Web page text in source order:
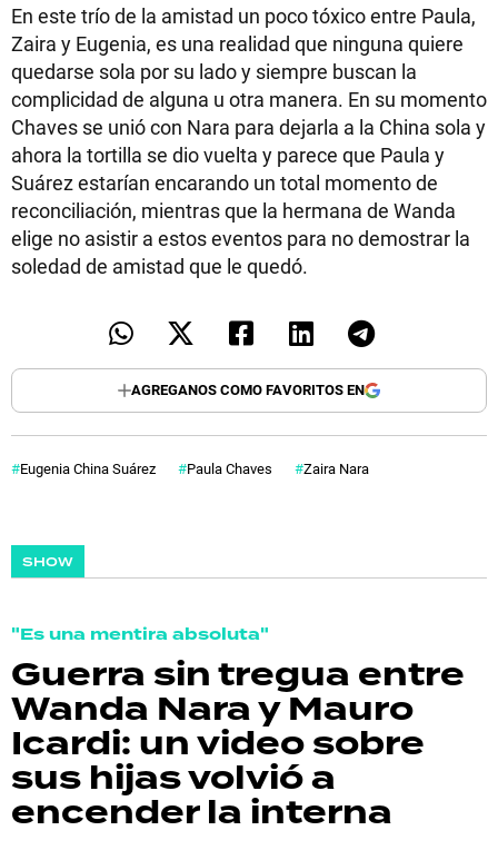
En este trío de la amistad un poco tóxico entre Paula,
Zaira y Eugenia, es una realidad que ninguna quiere
quedarse sola por su lado y siempre buscan la
complicidad de alguna u otra manera. En su momento
Chaves se unió con Nara para dejarla a la China sola y
ahora la tortilla se dio vuelta y parece que Paula y
Suárez estarían encarando un total momento de
reconciliación, mientras que la hermana de Wanda
elige no asistir a estos eventos para no demostrar la
soledad de amistad que le quedó.
AGREGANOS COMO FAVORITOS EN
Eugenia China Suárez Paula Chaves Zaira Nara
SHOW
"Es una mentira absoluta"
Guerra sin tregua entre
Wanda Nara y Mauro
Icardi: un video sobre
sus hijas volvió a
encender la interna